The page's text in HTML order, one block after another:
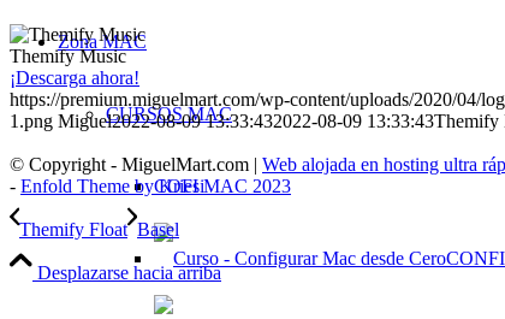
Zona MAC
CURSOS MAC
COFI MAC 2023
Themify Music
¡Descarga ahora!
https://premium.miguelmart.com/wp-content/uploads/2020/04/
1.png Miguel2022-08-09 13:33:432022-08-09 13:33:43Themify
© Copyright - MiguelMart.com | Web alojada en hosting ultra
- Enfold Theme by Kriesi
Themify Float Basel
Desplazarse hacia arriba